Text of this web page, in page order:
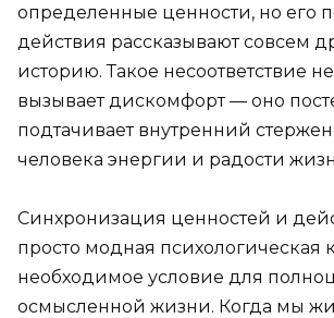
определенные ценности, но его
действия рассказывают совсем
историю. Такое несоответствие
вызывает дискомфорт — оно
подтачивает внутренний
человека энергии и радости
Синхронизация ценностей и
просто модная психологическая
необходимое условие для
осмысленной жизни. Когда мы